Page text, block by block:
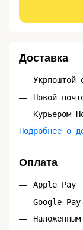
Доставка
Укрпоштой
Новой
Курьером
Подробнее о
Оплата
Apple Pay
Google Pay